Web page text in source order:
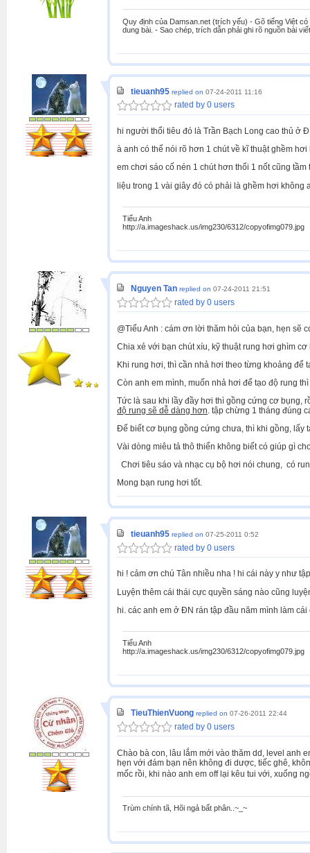
Quy định của Damsan.net (trích yếu) - Gõ tiếng Việt
dung bài. - Sao chép, trích dẫn phải ghi rõ nguồn bài
tieuanh95 replied on 07-24-2011 11:16
rated by 0 users
hi người thổi tiêu đó là Trần Bạch Long cao thủ ở
à anh có thể nói rõ hơn 1 chút về kĩ thuật ghềm
em chơi sáo cố nén 1 chút hơn thổi 1 nốt cũng
liệu trong 1 vài giây đó có phải là ghềm hơi không
Tiểu Anh
http://a.imageshack.us/img230/6312/copyofimg079.jpg
Nguyen Tan replied on 07-24-2011 21:51
rated by 0 users
@Tiểu Anh : cám ơn lời thăm hỏi của bạn, hẹn sẽ
Chia xẻ với bạn chút xíu, kỹ thuật rung hơi ghìm cơ
Khi rung hơi, thì cần nhả hơi theo từng khoảng để
Còn anh em mình, muốn nhả hơi để tạo độ rung
Tức là sau khi lầy đầy hơi thì gồng cứng cơ bụng,
độ rung sẽ dễ dàng hơn. tập chừng 1 tháng đúng
Để biết cơ bụng gồng cứng chưa, thì khi gồng, lấy
Vài dòng miêu tả thô thiển không biết có giúp gì
Chơi tiêu sáo và nhạc cụ bộ hơi nói chung, có
Mong bạn rung hơi tốt.
tieuanh95 replied on 07-25-2011 0:52
rated by 0 users
hi ! cảm ơn chú Tân nhiều nha ! hi cái này y như
Luyện thêm cái thái cực quyền sáng nào cũng
hi. các anh em ở ĐN rán tập đầu năm mình làm cái
Tiểu Anh
http://a.imageshack.us/img230/6312/copyofimg079.jpg
TieuThienVuong replied on 07-26-2011 22:44
rated by 0 users
Chào bà con, lâu lắm mới vào thăm dd, level anh
hẹn với đám bạn nên không đi dược, tiếc ghê,
mốc rồi, khi nào anh em off lại kêu tui với, xuống
Trùm chính tã, Hõi ngả bất phân..~_~